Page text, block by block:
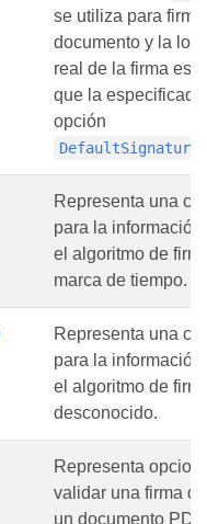
se utiliza para
documento y la
real de la firma es
que la
opción
Representa una
para la información
el algoritmo de
marca de tiempo.
Representa una
para la información
el algoritmo de
desconocido.
Representa
validar una firma
un documento PDF.